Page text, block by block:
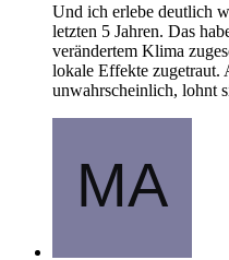
Und ich erlebe deutlich
letzten 5 Jahren. Das
verändertem Klima
lokale Effekte zugetraut.
unwahrscheinlich, lohnt